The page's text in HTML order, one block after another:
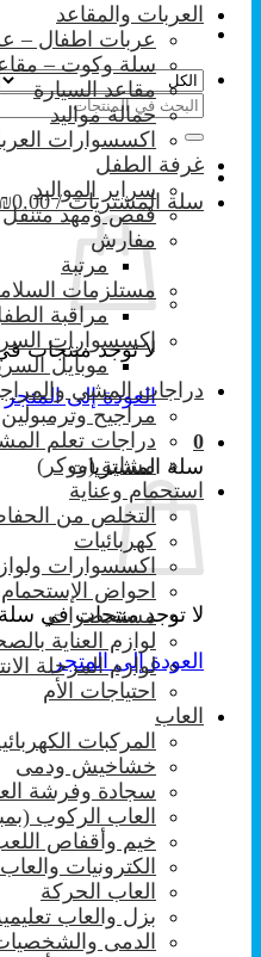
البحث
عن:
سلة المشتريات / ₪0.00
لا توجد منتجات
العودة إلى المتجر
0
سلة المشتريات
لا توجد منتجات في
العودة إلى المتجر
العربات والمقاعد
عربات اطفال –
سلة وكوت –
مقاعد السيارة
حمالة مواليد
اكسسوارات
غرفة الطفل
سراير المواليد
قفص ومهد متنقل
مفارش
مرتبة
مستلزمات
مراقبة
إكسسوارات
موبايل
دراجات المشي
مراجيح وترمبولين
دراجات تعلم
مشاية (ووكر)
استحمام وعناية
التخلص من
كهربائيات
اكسسوارات
احواض الإستحمام
مستحضرات
لوازم العناية
لوازم المرحلة
احتياجات الأم
العاب
المركبات
خشاخيش ودمى
سجادة وفرشة
العاب الركوب
خيم وأقفاص
الكترونيات
العاب الحركة
بزل والعاب
الدمى والشخصيات